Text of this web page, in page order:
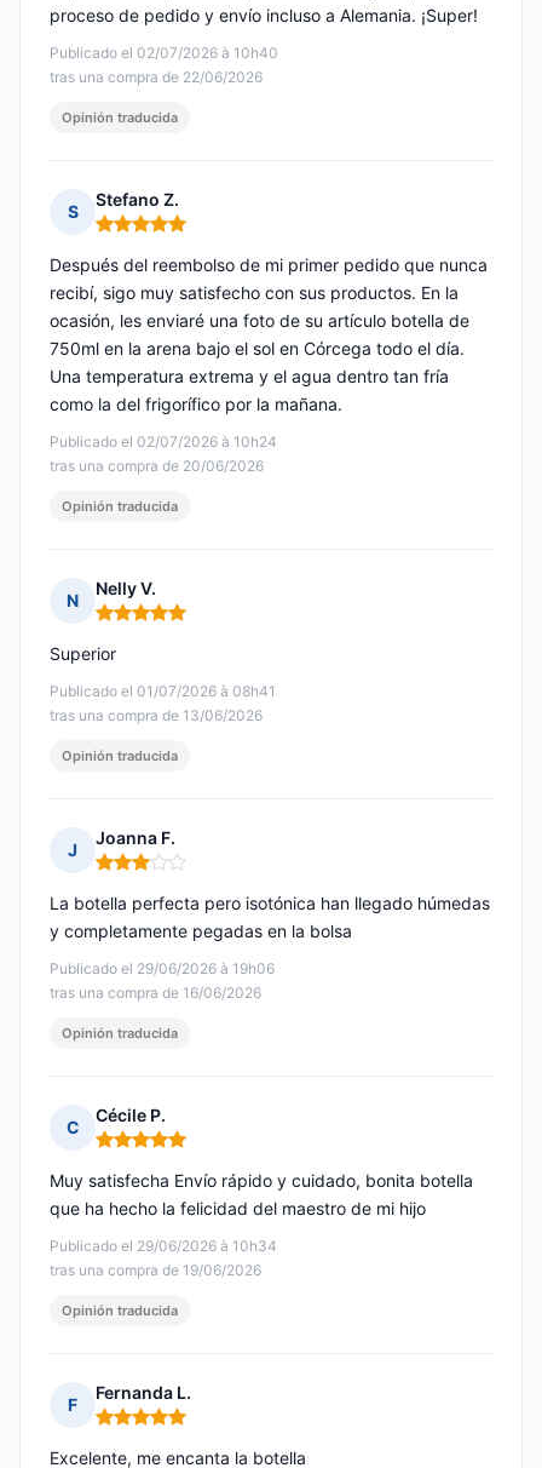
Publicado el 02/07/2026 à 10h40
tras una compra de 22/06/2026
proceso de pedido y envío incluso a Alemania. ¡Super!
Opinión traducida
S
Stefano Z.
Nota: 5 de 5
Publicado el 02/07/2026 à 10h24
tras una compra de 20/06/2026
Después del reembolso de mi primer pedido que nunca
recibí, sigo muy satisfecho con sus productos. En la
ocasión, les enviaré una foto de su artículo botella de
750ml en la arena bajo el sol en Córcega todo el día.
Una temperatura extrema y el agua dentro tan fría
como la del frigorífico por la mañana.
Opinión traducida
N
Nelly V.
Nota: 5 de 5
Publicado el 01/07/2026 à 08h41
tras una compra de 13/06/2026
Superior
Opinión traducida
J
Joanna F.
Nota: 3 de 5
Publicado el 29/06/2026 à 19h06
tras una compra de 16/06/2026
La botella perfecta pero isotónica han llegado húmedas
y completamente pegadas en la bolsa
Opinión traducida
C
Cécile P.
Nota: 5 de 5
Publicado el 29/06/2026 à 10h34
tras una compra de 19/06/2026
Muy satisfecha Envío rápido y cuidado, bonita botella
que ha hecho la felicidad del maestro de mi hijo
Opinión traducida
F
Fernanda L.
Nota: 5 de 5
Excelente, me encanta la botella